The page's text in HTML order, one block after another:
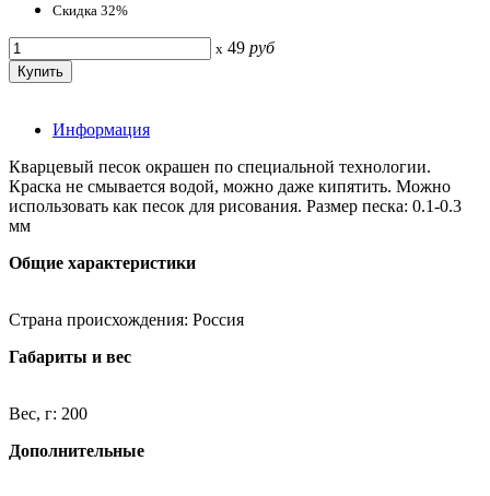
Скидка 32%
x 49 руб
Информация
Кварцевый песок окрашен по специальной технологии.
Краска не смывается водой, можно даже кипятить. Можно
использовать как песок для рисования. Размер песка: 0.1-0.3
мм
Общие характеристики
Страна происхождения: Россия
Габариты и вес
Вес, г: 200
Дополнительные